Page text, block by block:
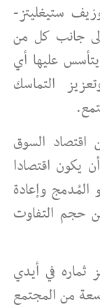
ستيغليتز-
إلى جانب كل من
عليها أي
التماسك
اقتصاد السوق
يكون اقتصادا
المُدمج وإعادة
حجم التفاوت
ثماره في أيدي
من المجتمع